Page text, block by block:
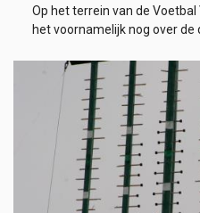
Op het terrein van de
het voornamelijk nog over de